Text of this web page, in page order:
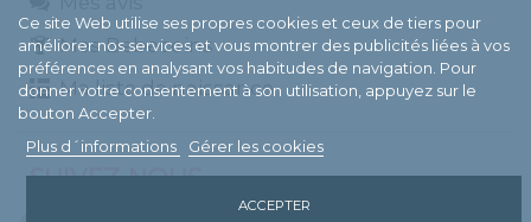
Mes Bebecoins
Ma liste de naissance
SUIVEZ-NOUS
Ce site Web utilise ses propres cookies et ceux de tiers pour
améliorer nos services et vous montrer des publicités liées à vos
préférences en analysant vos habitudes de navigation. Pour
donner votre consentement à son utilisation, appuyez sur le
bouton Accepter.
Plus d´informations
Gérer les cookies
ACCEPTER